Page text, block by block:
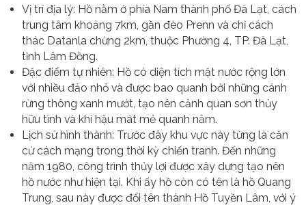
Vị trí địa lý: Hồ nằm ở phía Nam thành phố Đà Lạt, cách
trung tâm khoảng 7km, gần đèo Prenn và chỉ cách
thác Datanla chừng 2km, thuộc Phường 4, TP. Đà Lạt,
tỉnh Lâm Đồng.
Đặc điểm tự nhiên: Hồ có diện tích mặt nước rộng lớn
với nhiều đảo nhỏ và được bao quanh bởi những cánh
rừng thông xanh mướt, tạo nên cảnh quan sơn thủy
hữu tình và khí hậu mát mẻ quanh năm.
Lịch sử hình thành: Trước đây khu vực này từng là căn
cứ cách mạng trong thời kỳ chiến tranh. Đến những
năm 1980, công trình thủy lợi được xây dựng tạo nên
hồ nước như hiện tại. Khi ấy hồ còn có tên là hồ Quang
Trung, sau này được đổi tên thành Hồ Tuyền Lâm, với ý